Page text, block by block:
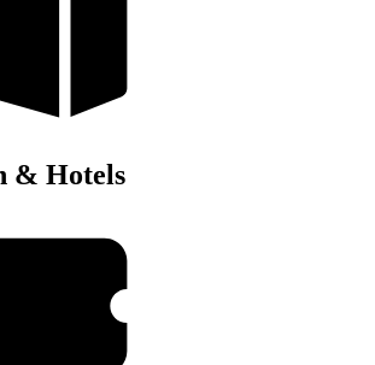
& Hotels